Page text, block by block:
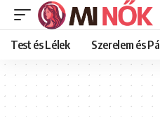
Test és Lélek Szerelem és